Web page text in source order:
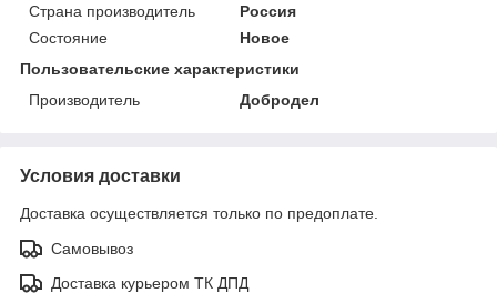
Страна производитель
Россия
Состояние
Новое
Пользовательские характеристики
Производитель
Добродел
Условия доставки
Доставка осуществляется только по предоплате.
Самовывоз
Доставка курьером ТК ДПД